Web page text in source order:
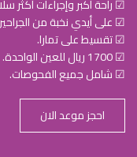
☑ راحة أكبر وإجراءات أكثر
☑ على أيدي نخبة من
☑ تقسيط على تمارا.
☑ 1700 ريال للعين الواحدة.
☑ شامل جميع الفحوصات.
احجز موعد الان